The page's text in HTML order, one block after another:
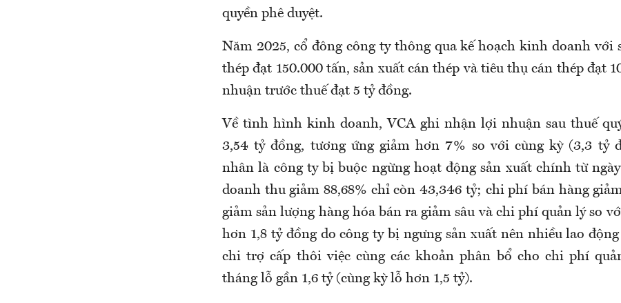
quyền phê duyệt.
Năm 2025, cổ đông công ty thông qua kế hoạch kinh doanh với
thép đạt 150.000 tấn, sản xuất cán thép và tiêu thụ cán thép đạt
nhuận trước thuế đạt 5 tỷ đồng.
Về tình hình kinh doanh, VCA ghi nhận lợi nhuận sau thuế
3,54 tỷ đồng, tương ứng giảm hơn 7% so với cùng kỳ (3,3 tỷ
nhân là công ty bị buộc ngừng hoạt động sản xuất chính từ
doanh thu giảm 88,68% chỉ còn 43,346 tỷ; chi phí bán hàng
giảm sản lượng hàng hóa bán ra giảm sâu và chi phí quản lý so
hơn 1,8 tỷ đồng do công ty bị ngưng sản xuất nên nhiều lao
chi trợ cấp thôi việc cùng các khoản phân bổ cho chi phí
tháng lỗ gần 1,6 tỷ (cùng kỳ lỗ hơn 1,5 tỷ).